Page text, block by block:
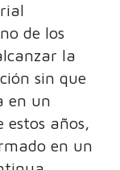
de los
la
sin que
en un
estos años,
en un